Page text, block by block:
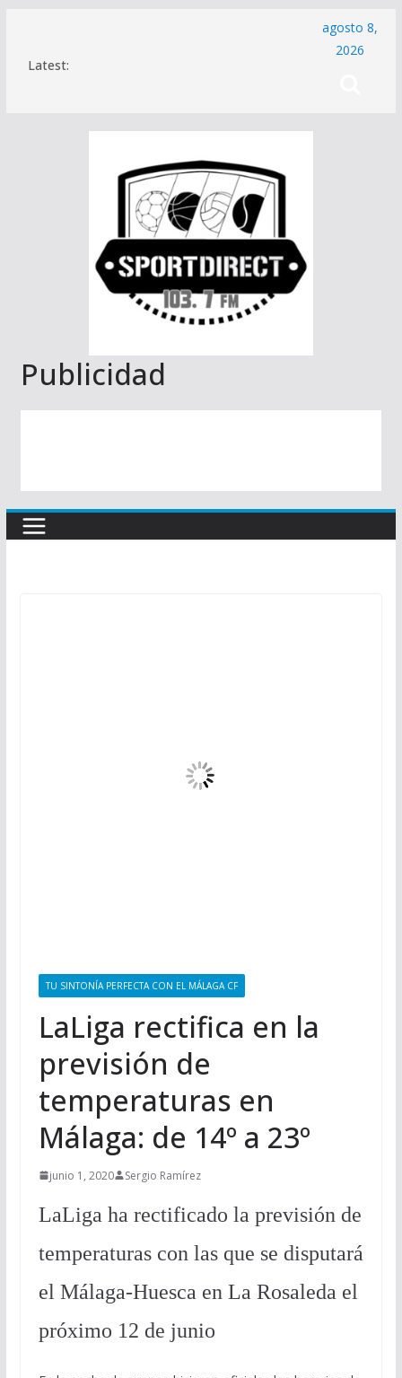
contenido
Latest:
agosto 8,
2026
Publicidad
TU SINTONÍA PERFECTA CON EL MÁLAGA CF
LaLiga rectifica en la
previsión de
temperaturas en
Málaga: de 14º a 23º
junio 1, 2020 Sergio Ramírez
LaLiga ha rectificado la previsión de
temperaturas con las que se disputará
el Málaga-Huesca en La Rosaleda el
próximo 12 de junio